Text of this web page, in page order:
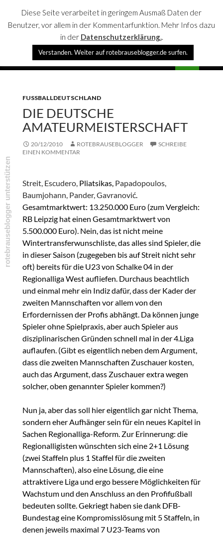
rotebrauseblogger
SPRINGE
FUSSBALLDEUTSCHLAND
DIE DEUTSCHE
AMATEURMEISTERSCHAFT
20/12/2010 ROTEBRAUSEBLOGGER
SCHREIBE
EINEN KOMMENTAR
Streit, Escudero, Pliatsikas, Papadopoulos,
Baumjohann, Pander,Gavranović.
Gesamtmarktwert: 13.250.000 Euro (zum Vergleich:
RB Leipzig hat einen Gesamtmarktwert von
5.500.000 Euro). Nein, das ist nicht meine
Wintertransferwunschliste, das alles sind Spieler, die
in dieser Saison (zugegeben bis auf Streit nicht sehr
oft) bereits für die U23 von Schalke 04 in der
Regionalliga West aufliefen. Durchaus beachtlich
und einmal mehr ein Indiz dafür, dass der Kader der
zweiten Mannschaften vor allem von den
Erfordernissen der Profis abhängt. Da können junge
Spieler ohne Spielpraxis, aber auch Spieler aus
disziplinarischen Gründen schnell mal in der 4.Liga
auflaufen. (Gibt es eigentlich neben dem Argument,
dass die zweiten Mannschaften Zuschauer kosten,
auch das Argument, dass Zuschauer extra wegen
solcher, oben genannter Spieler kommen?)
Nun ja, aber das soll hier eigentlich gar nicht Thema,
sondern eher Aufhänger sein für ein neues Kapitel in
Sachen Regionalliga-Reform. Zur Erinnerung: die
Regionalligisten wünschten sich eine 2+1 Lösung
(zwei Staffeln plus 1 Staffel für die zweiten
Mannschaften), also eine Lösung, die eine
attraktivere Liga und ergo bessere Möglichkeiten für
Wachstum und den Anschluss an den Profifußball
bedeuten sollte. Gekriegt haben sie dank DFB-
Bundestag eine Kompromisslösung mit 5 Staffeln, in
denen jeweils maximal 7 U23-Teams von
Diese Seite verarbeitet in geringem Ausmaß Daten der
Benutzer, vor allem in der Kommentarfunktion. Mehr Infos dazu
in der Datenschutzerklärung..
Verstanden. Weiter auf rotebrauseblogger.de surfen.
rotebrauseblogger unterstützen